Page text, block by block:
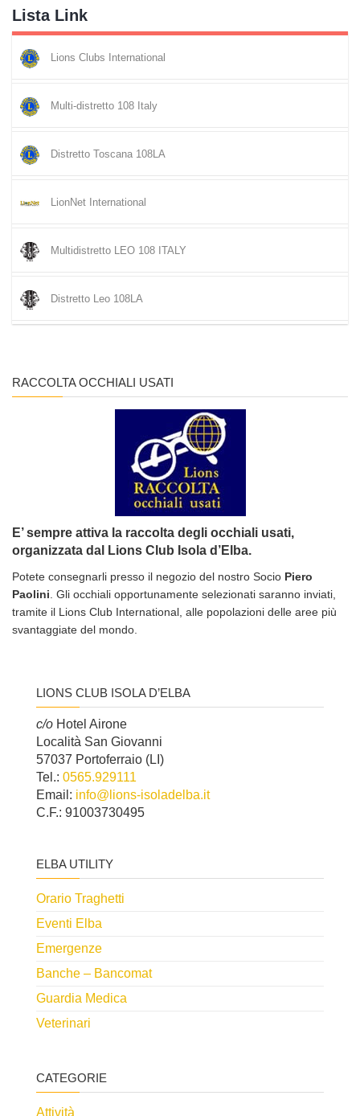
Lista Link
Lions Clubs International
Multi-distretto 108 Italy
Distretto Toscana 108LA
LionNet International
Multidistretto LEO 108 ITALY
Distretto Leo 108LA
RACCOLTA OCCHIALI USATI
E’ sempre attiva la raccolta degli occhiali usati,
organizzata dal Lions Club Isola d’Elba.
Potete consegnarli presso il negozio del nostro Socio Piero
Paolini. Gli occhiali opportunamente selezionati saranno inviati,
tramite il Lions Club International, alle popolazioni delle aree più
svantaggiate del mondo.
LIONS CLUB ISOLA D’ELBA
c/o Hotel Airone
Località San Giovanni
57037 Portoferraio (LI)
Tel.: 0565.929111
Email: info@lions-isoladelba.it
C.F.: 91003730495
ELBA UTILITY
Orario Traghetti
Eventi Elba
Emergenze
Banche – Bancomat
Guardia Medica
Veterinari
CATEGORIE
Attività